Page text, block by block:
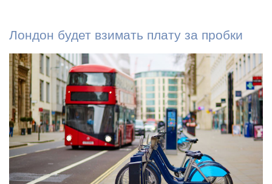
Лондон будет взимать плату за пробки